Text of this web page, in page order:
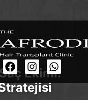
Ekimi: